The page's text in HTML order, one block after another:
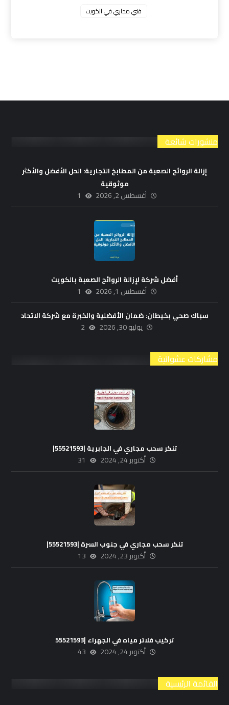
فني مجاري في الكويت
منشورات شائعة
إزالة الروائح الصعبة من المطابخ التجارية: الحل الأفضل والأكثر
موثوقية
أغسطس 2, 2026 1
أفضل شركة لإزالة الروائح الصعبة بالكويت
أغسطس 1, 2026 1
سباك صحي بخيطان: ضمان الأفضلية والخبرة مع شركة الاتحاد
يوليو 30, 2026 2
مشاركات عشوائية
تنكر سحب مجاري في الجابرية |55521593|
أكتوبر 24, 2024 31
تنكر سحب مجاري في جنوب السرة |55521593|
أكتوبر 23, 2024 13
تركيب فلاتر مياه في الجهراء |55521593
أكتوبر 24, 2024 43
القائمة الرئيسية